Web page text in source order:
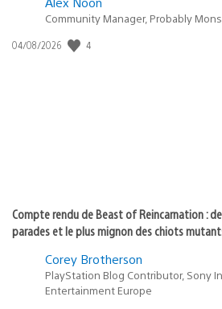
Community Manager, Probably
Date
04/08/2026 4
Compte rendu de Beast of Reincarnation :
parades et le plus mignon des chiots
Corey Brotherson
PlayStation Blog Contributor, Sony
Entertainment Europe